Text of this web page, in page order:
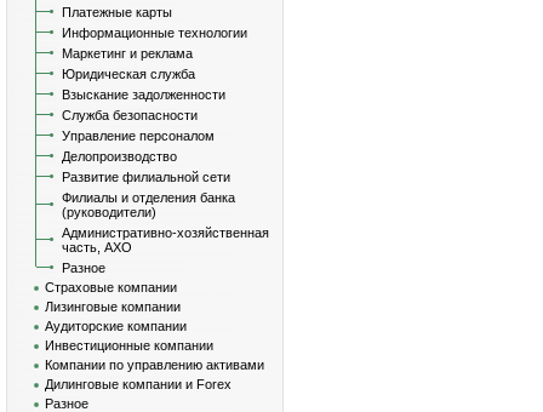
Платежные карты
Информационные технологии
Маркетинг и реклама
Юридическая служба
Взыскание задолженности
Служба безопасности
Управление персоналом
Делопроизводство
Развитие филиальной сети
Филиалы и отделения банка
(руководители)
Административно-хозяйственная
часть, АХО
Разное
Страховые компании
Лизинговые компании
Аудиторские компании
Инвестиционные компании
Компании по управлению активами
Дилинговые компании и Forex
Разное